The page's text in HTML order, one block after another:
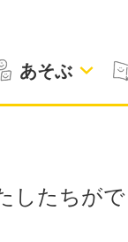
あそぶ
したちがで